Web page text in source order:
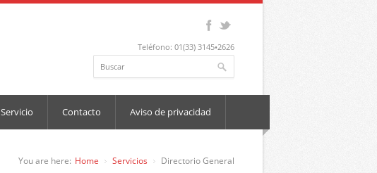
Teléfono: 01(33) 3145•2626
Servicio Contacto Aviso de privacidad
You are here: Home Servicios Directorio General